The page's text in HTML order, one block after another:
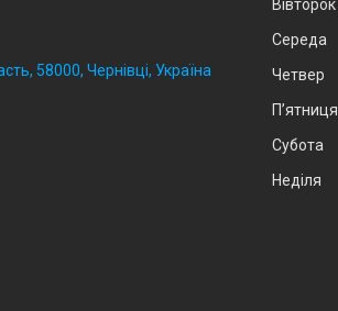
58000, Чернівці, Україна
Вівторок
Середа
Четвер
Пʼятниця
Субота
Неділя